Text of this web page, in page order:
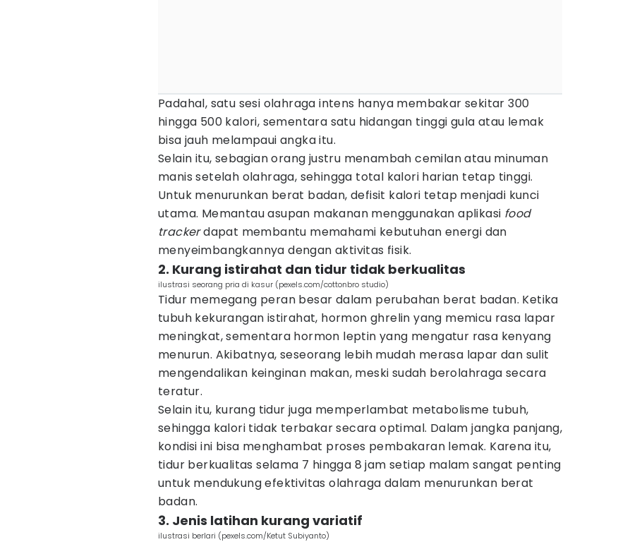
Padahal, satu sesi olahraga intens hanya membakar sekitar 300
hingga 500 kalori, sementara satu hidangan tinggi gula atau lemak
bisa jauh melampaui angka itu.
Selain itu, sebagian orang justru menambah cemilan atau minuman
manis setelah olahraga, sehingga total kalori harian tetap tinggi.
Untuk menurunkan berat badan, defisit kalori tetap menjadi kunci
utama. Memantau asupan makanan menggunakan aplikasi food
trackerdapat membantu memahami kebutuhan energi dan
menyeimbangkannya dengan aktivitas fisik.
2. Kurang istirahat dan tidur tidak berkualitas
ilustrasi seorang pria di kasur (pexels.com/cottonbro studio)
Tidur memegang peran besar dalam perubahan berat badan. Ketika
tubuh kekurangan istirahat, hormon ghrelin yang memicu rasa lapar
meningkat, sementara hormon leptin yang mengatur rasa kenyang
menurun. Akibatnya, seseorang lebih mudah merasa lapar dan sulit
mengendalikan keinginan makan, meski sudah berolahraga secara
teratur.
Selain itu, kurang tidur juga memperlambat metabolisme tubuh,
sehingga kalori tidak terbakar secara optimal. Dalam jangka panjang,
kondisi ini bisa menghambat proses pembakaran lemak. Karena itu,
tidur berkualitas selama 7 hingga 8 jam setiap malam sangat penting
untuk mendukung efektivitas olahraga dalam menurunkan berat
badan.
3. Jenis latihan kurang variatif
ilustrasi berlari (pexels.com/Ketut Subiyanto)